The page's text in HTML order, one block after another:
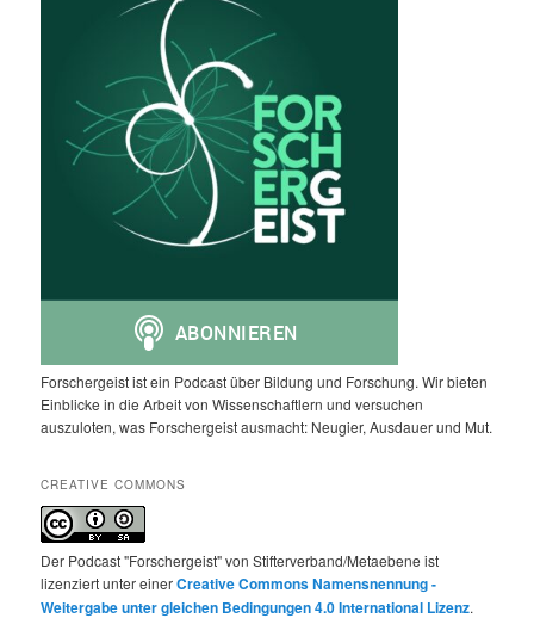
Forschergeist ist ein Podcast über Bildung und Forschung. Wir bieten
Einblicke in die Arbeit von Wissenschaftlern und versuchen
auszuloten, was Forschergeist ausmacht: Neugier, Ausdauer und Mut.
CREATIVE COMMONS
Der Podcast "Forschergeist" von Stifterverband/Metaebene ist
lizenziert unter einerCreative Commons Namensnennung -
Weitergabe unter gleichen Bedingungen 4.0 International Lizenz.